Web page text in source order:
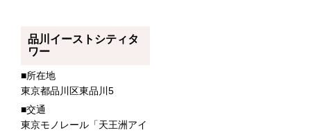
品川イーストシティタ
ワー
■所在地
東京都品川区東品川5
■交通
東京モノレール「天王洲アイ